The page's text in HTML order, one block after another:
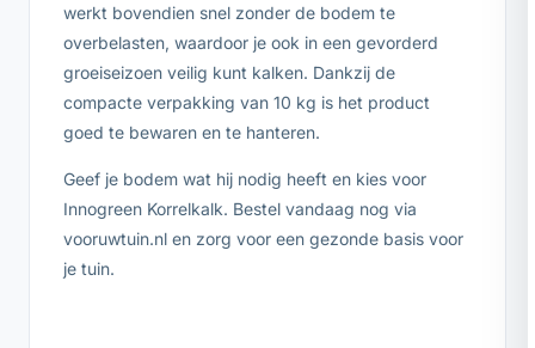
werkt bovendien snel zonder de bodem te
overbelasten, waardoor je ook in een gevorderd
groeiseizoen veilig kunt kalken. Dankzij de
compacte verpakking van 10 kg is het product
goed te bewaren en te hanteren.
Geef je bodem wat hij nodig heeft en kies voor
Innogreen Korrelkalk. Bestel vandaag nog via
vooruwtuin.nl en zorg voor een gezonde basis voor
je tuin.